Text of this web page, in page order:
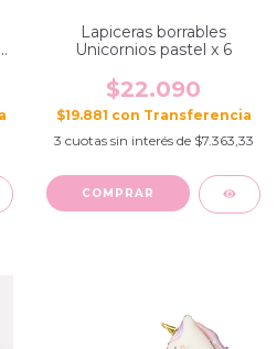
Lapiceras borrables
Unicornios pastel x 6
$22.090
$19.881 con
3 cuotas sin interés de $7.363,33